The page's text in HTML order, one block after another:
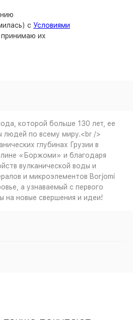
с Условиями
их
которой больше 130 лет, ее
людей по всему миру.<br />
глубинах Грузии в
«Боржоми» и благодаря
вулканической воды и
и микроэлементов Borjomi
а узнаваемый с первого
на новые свершения и идеи!